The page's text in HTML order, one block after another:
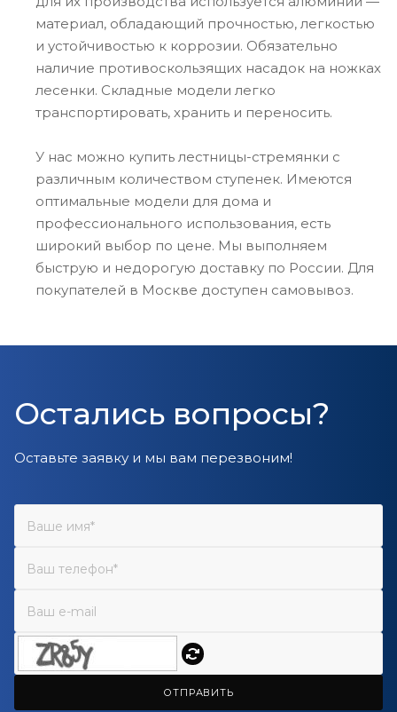
материал, обладающий прочностью, легкостью
и устойчивостью к коррозии. Обязательно
наличие противоскользящих насадок на ножках
лесенки. Складные модели легко
транспортировать, хранить и переносить.
У нас можно купить лестницы-стремянки с
различным количеством ступенек. Имеются
оптимальные модели для дома и
профессионального использования, есть
широкий выбор по цене. Мы выполняем
быструю и недорогую доставку по России. Для
покупателей в Москве доступен самовывоз.
Остались вопросы?
Оставьте заявку и мы вам перезвоним!
ОТПРАВИТЬ